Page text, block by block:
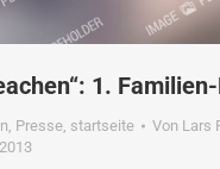
1.
, Presse, startseite Von Lars